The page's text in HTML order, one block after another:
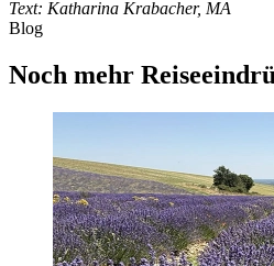
Text: Katharina Krabacher, MA
Blog
Noch mehr